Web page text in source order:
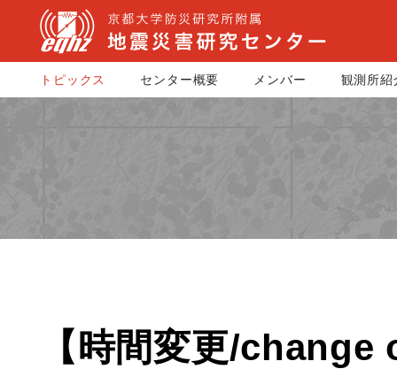
トピックス センター概要 メンバー 観測所紹
【時間変更/